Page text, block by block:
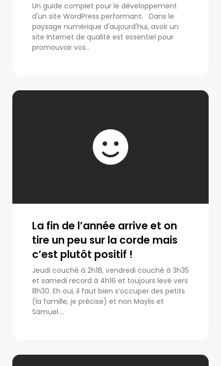
Un guide complet pour le développement
d'un site WordPress performant. Dans le
paysage numérique d'aujourd'hui, avoir un
site Internet de qualité est essentiel pour
promouvoir vos...
La fin de l’année arrive et on
tire un peu sur la corde mais
c’est plutôt positif !
Jeudi couché à 2h18, vendredi couché à 3h35
et samedi record à 4h16 et toujours levé vers
8h30. Eh oui, il faut bien s’occuper des petits
(la famille, je précise) et non Maylis et
Samuel....